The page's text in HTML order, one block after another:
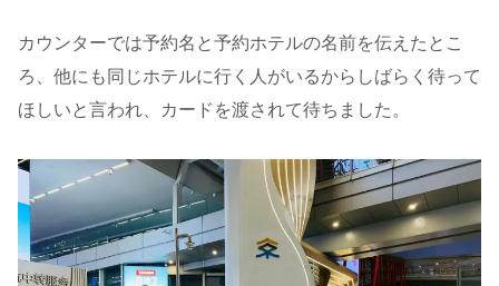
カウンターでは予約名と予約ホテルの名前を伝えたとこ
ろ、他にも同じホテルに行く人がいるからしばらく待って
ほしいと言われ、カードを渡されて待ちました。